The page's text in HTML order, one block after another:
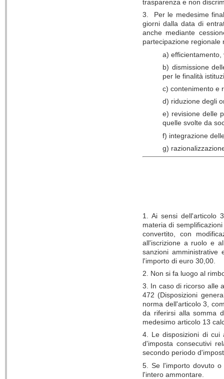
trasparenza e non
3. Per le medesime
giorni dalla data di
anche mediante
partecipazione regionale
a) efficientamento,
b) dismissione
per le finalità
c) contenimento e
d) riduzione degli
e) revisione delle
quelle svolte da
f) integrazione
g)
1. Ai sensi dell'articolo
materia di
convertito, con
all'iscrizione a ruolo e
sanzioni
l'importo di euro 30,00.
2. Non si fa luogo al
3. In caso di ricorso alle
472 (Disposizioni
norma dell'articolo 3,
da riferirsi alla somma
medesimo articolo 13
4. Le disposizioni di
d'imposta consecutivi
secondo periodo
5. Se l'importo dovuto
l'intero ammontare.